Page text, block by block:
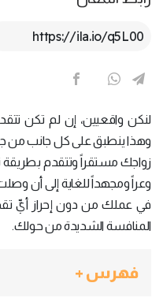
لنكن واقعيين، إن لم تكن
وهذا ينطبق على كل جانب من
زواجك مستقراً وتتقدم
وعراً ومجهداً للغاية إلى أن
في عملك من دون إحراز أيِّ
المنافسة الشديدة من حولك.
فهرس +